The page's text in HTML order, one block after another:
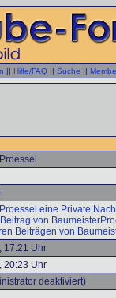
|| Hilfe/FAQ || Suche ||
eine Private
von
Beiträgen von
17:21 Uhr
20:23 Uhr
deaktiviert)